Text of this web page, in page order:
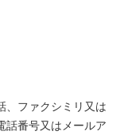
、ファクシミリ又は
話番号又はメールア